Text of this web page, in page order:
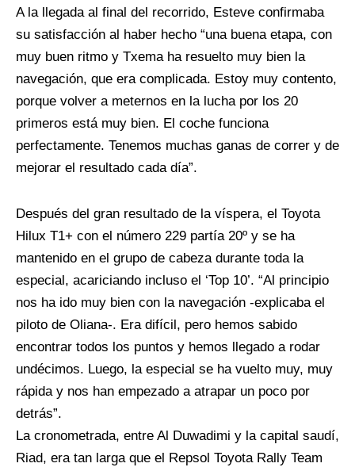
A la llegada al final del recorrido, Esteve confirmaba
su satisfacción al haber hecho “una buena etapa, con
muy buen ritmo y Txema ha resuelto muy bien la
navegación, que era complicada. Estoy muy contento,
porque volver a meternos en la lucha por los 20
primeros está muy bien. El coche funciona
perfectamente. Tenemos muchas ganas de correr y de
mejorar el resultado cada día”.
Después del gran resultado de la víspera, el Toyota
Hilux T1+ con el número 229 partía 20º y se ha
mantenido en el grupo de cabeza durante toda la
especial, acariciando incluso el ‘Top 10’. “Al principio
nos ha ido muy bien con la navegación -explicaba el
piloto de Oliana-. Era difícil, pero hemos sabido
encontrar todos los puntos y hemos llegado a rodar
undécimos. Luego, la especial se ha vuelto muy, muy
rápida y nos han empezado a atrapar un poco por
detrás”.
La cronometrada, entre Al Duwadimi y la capital saudí,
Riad, era tan larga que el Repsol Toyota Rally Team